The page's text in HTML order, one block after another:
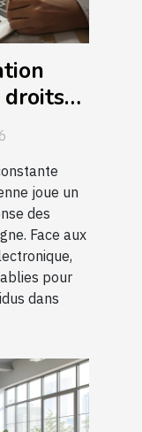
droits
joue un
des
Face aux
pour
dans